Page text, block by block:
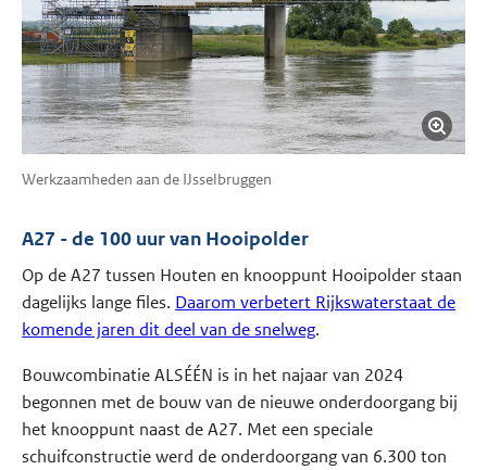
Werkzaamheden aan de IJsselbruggen
A27 - de 100 uur van Hooipolder
Op de A27 tussen Houten en knooppunt Hooipolder staan
dagelijks lange files. Daarom verbetert Rijkswaterstaat de
komende jaren dit deel van de snelweg.
Bouwcombinatie ALSÉÉN is in het najaar van 2024
begonnen met de bouw van de nieuwe onderdoorgang bij
het knooppunt naast de A27. Met een speciale
schuifconstructie werd de onderdoorgang van 6.300 ton